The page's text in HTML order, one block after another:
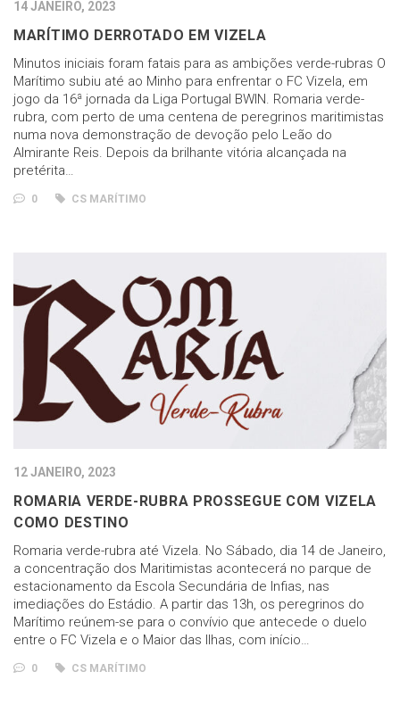
14 JANEIRO, 2023
MARÍTIMO DERROTADO EM VIZELA
Minutos iniciais foram fatais para as ambições verde-rubras O
Marítimo subiu até ao Minho para enfrentar o FC Vizela, em
jogo da 16ª jornada da Liga Portugal BWIN. Romaria verde-
rubra, com perto de uma centena de peregrinos maritimistas
numa nova demonstração de devoção pelo Leão do
Almirante Reis. Depois da brilhante vitória alcançada na
pretérita…
0 CS MARÍTIMO
12 JANEIRO, 2023
ROMARIA VERDE-RUBRA PROSSEGUE COM VIZELA
COMO DESTINO
Romaria verde-rubra até Vizela. No Sábado, dia 14 de Janeiro,
a concentração dos Maritimistas acontecerá no parque de
estacionamento da Escola Secundária de Infias, nas
imediações do Estádio. A partir das 13h, os peregrinos do
Marítimo reúnem-se para o convívio que antecede o duelo
entre o FC Vizela e o Maior das Ilhas, com início…
0 CS MARÍTIMO